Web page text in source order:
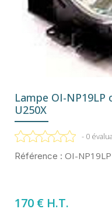
Lampe OI-NP19LP
U250X
- 0
Référence : OI-NP19LP
170 € H.T.